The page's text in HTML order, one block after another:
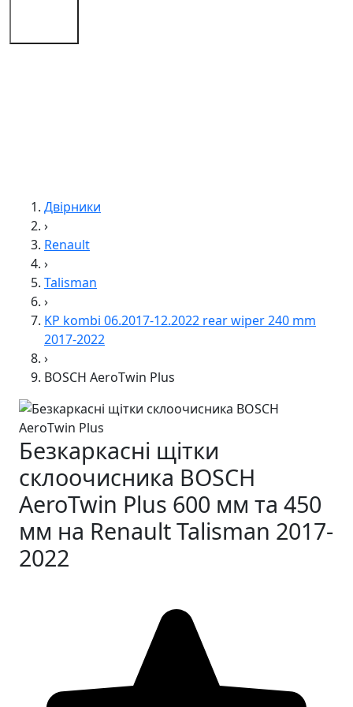
Двірники
›
Renault
›
Talisman
›
KP kombi 06.2017-12.2022 rear wiper 240 mm
2017-2022
›
BOSCH AeroTwin Plus
Безкаркасні щітки
склоочисника BOSCH
AeroTwin Plus 600 мм та 450
мм на Renault Talisman 2017-
2022